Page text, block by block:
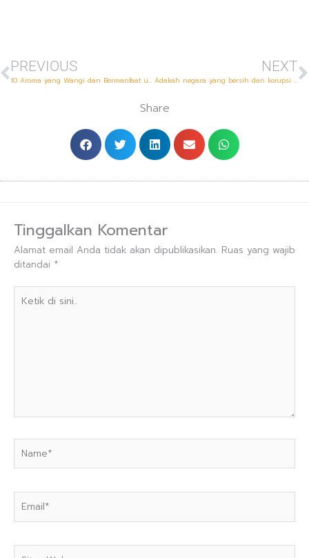
PREVIOUS
10 Aroma yang Wangi dan Bermanfaat untuk Kesehatan Anda
NEXT
Adakah negara yang bersih dari korupsi di dunia ? simak 6 negara ini
Share
Tinggalkan Komentar
Alamat email Anda tidak akan dipublikasikan. Ruas yang wajib
ditandai *